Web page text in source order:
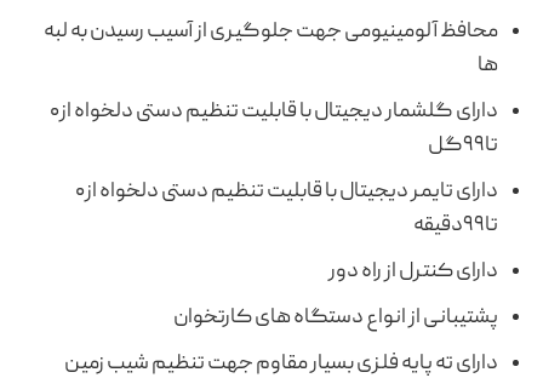
محافظ آلومینیومی‌ جهت جلوگیری از آسیب رسیدن به لبه
ها
دارای گلشمار دیجیتال با قابلیت تنظیم دستی دلخواه از۰
تا۹۹گل
دارای تایمر دیجیتال با قابلیت تنظیم دستی دلخواه از۰
تا۹۹دقیقه
دارای کنترل از راه دور
پشتیبانی از انواع دستگاه های کارتخوان
دارای ته پایه فلزی بسیار مقاوم جهت تنظیم شیب زمین